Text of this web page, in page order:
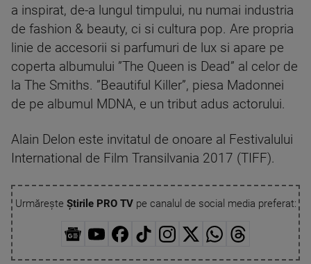
a inspirat, de-a lungul timpului, nu numai industria
de fashion & beauty, ci si cultura pop. Are propria
linie de accesorii si parfumuri de lux si apare pe
coperta albumului ”The Queen is Dead” al celor de
la The Smiths. ”Beautiful Killer”, piesa Madonnei
de pe albumul MDNA, e un tribut adus actorului.
Alain Delon este invitatul de onoare al Festivalului
International de Film Transilvania 2017 (TIFF).
Urmărește Știrile PRO TVpe canalul de social media preferat: